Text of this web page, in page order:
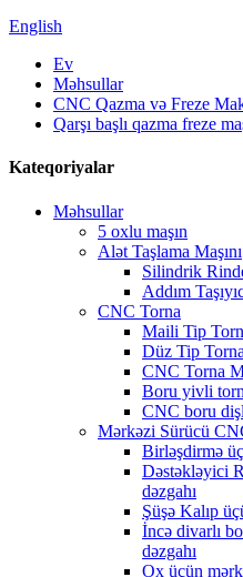
English
Ev
Məhsullar
CNC Qazma və Freze
Qarşı başlı qazma freze
Kateqoriyalar
Məhsullar
5 oxlu maşın
Alət Taşlama Maşını
Silindrik
Addım
CNC Torna
Maili Tip
Düz Tip Torna
CNC Torna
Boru yivli
CNC boru
Mərkəzi Sürücü
Birləşdirmə
Dəstəkləyici
dəzgahı
Şüşə Kalıp
İncə divarlı
dəzgahı
Ox üçün